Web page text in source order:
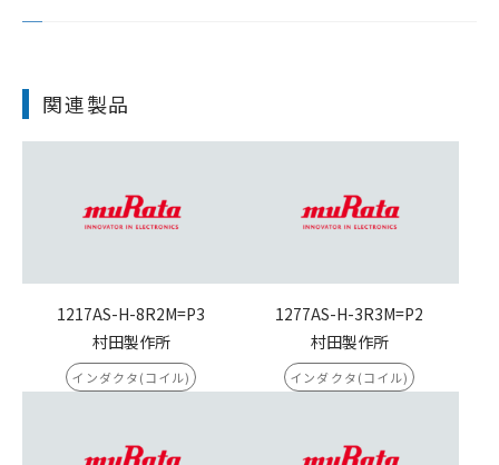
関連製品
1217AS-H-8R2M=P3
村田製作所
インダクタ(コイル)
1277AS-H-3R3M=P2
村田製作所
インダクタ(コイル)